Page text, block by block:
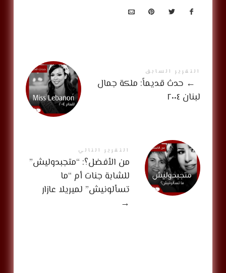
التقرير السابق
← حدث قديماً: ملكة جمال
لبنان ٢٠٠٤
التقرير التالي
من الأفضل؟: “متجبدوليش”
للشابة جنات أم “ما
تسألونيش” لميريلا عازار
→